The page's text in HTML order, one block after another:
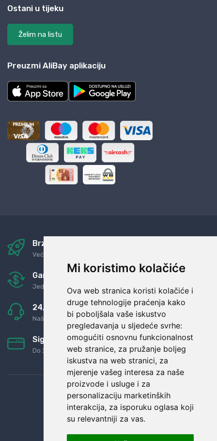
Mi koristimo kolačiće
Ova web stranica koristi kolačiće i
druge tehnologije praćenja kako
bi poboljšala vaše iskustvo
pregledavanja u sljedeće svrhe:
omogućiti osnovnu funkcionalnost
web stranice, za pružanje boljeg
iskustva na web stranici, za
mjerenje vašeg interesa za naše
proizvode i usluge i za
personalizaciju marketinških
interakcija, za isporuku oglasa koji
su relevantniji za vas.
Ostani u tijeku
Želim na listu
Preuzmi AliBay aplikaciju
Brza i sigurna dostava
Već za nekoliko dana kod vas
Garancija u povrat novaca
Jednostavno pravilo: Roba za novac
24/7 odlična podrška
Naši agenti uvijek na raspolaganju
Sigurno obročno plaćanje
Do 24 rata bez kamata